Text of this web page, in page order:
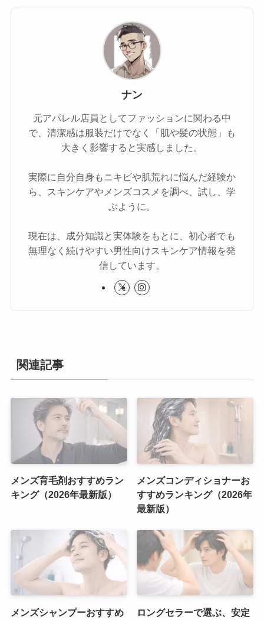
ナン
元アパレル店員としてファッションに関わる中
で、清潔感は服装だけでなく「肌や髪の状態」も
大きく影響すると実感しました。
実際に自分自身もニキビや肌荒れに悩んだ経験か
ら、スキンケアやメンズコスメを調べ、試し、学
ぶように。
現在は、成分知識と実体験をもとに、初心者でも
無理なく続けやすい男性向けスキンケア情報を発
信しています。
関連記事
メンズ育毛剤おすすめラン
キング（2026年最新版）
メンズコンディショナーお
すすめランキング（2026年
最新版）
メンズシャンプーおすすめ
ロングセラーで選ぶ、安定